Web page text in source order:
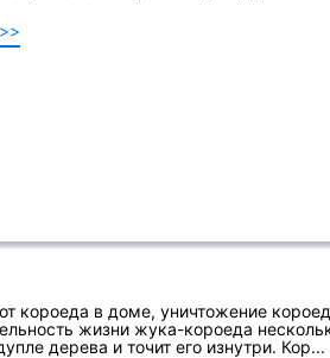
короеда в доме, уничтожение
жизни жука-короеда
дерева и точит его изнутри. Кор...